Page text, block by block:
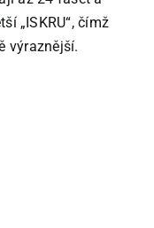
„ISKRU“, čímž
výraznější.